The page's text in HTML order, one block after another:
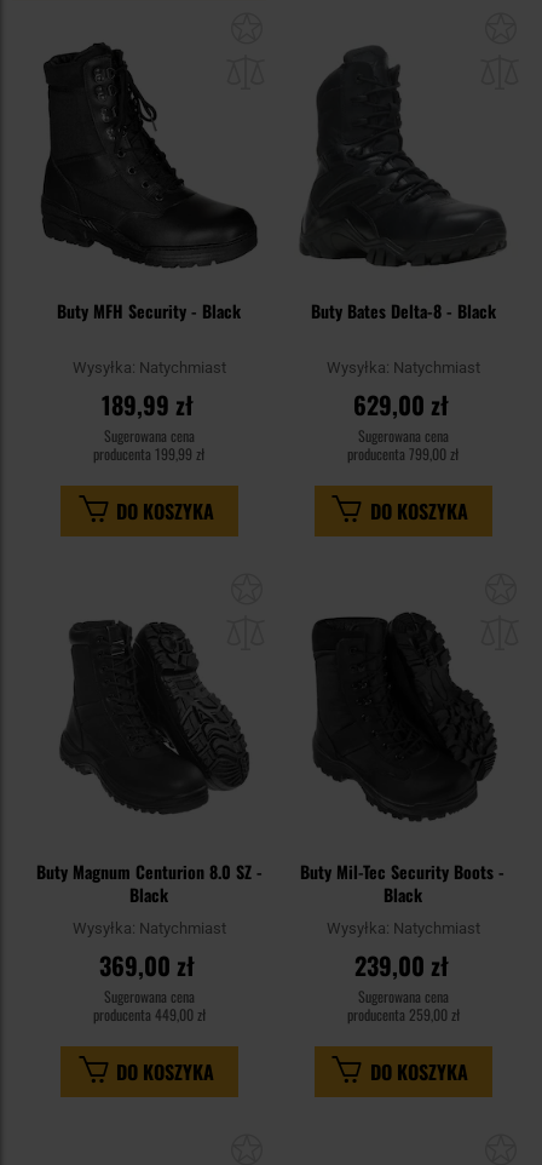
schowka
Buty MFH Security - Black
Wysyłka: Natychmiast
189,99 zł
Sugerowana cena
producenta 199,99 zł
DO KOSZYKA
Buty Bates Delta-8 - Black
Wysyłka: Natychmiast
629,00 zł
Sugerowana cena
producenta 799,00 zł
DO KOSZYKA
schowka
Buty Magnum Centurion 8.0 SZ -
Black
Wysyłka: Natychmiast
369,00 zł
Sugerowana cena
producenta 449,00 zł
DO KOSZYKA
Buty Mil-Tec Security Boots -
Black
Wysyłka: Natychmiast
239,00 zł
Sugerowana cena
producenta 259,00 zł
DO KOSZYKA